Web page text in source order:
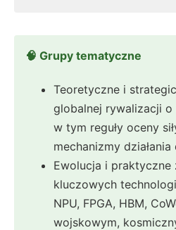
🧠 Grupy tematyczne
Teoretyczne i
globalnej rywalizacji
w tym reguły oceny
mechanizmy działania
Ewolucja i praktyczne
kluczowych
NPU, FPGA, HBM,
wojskowym,